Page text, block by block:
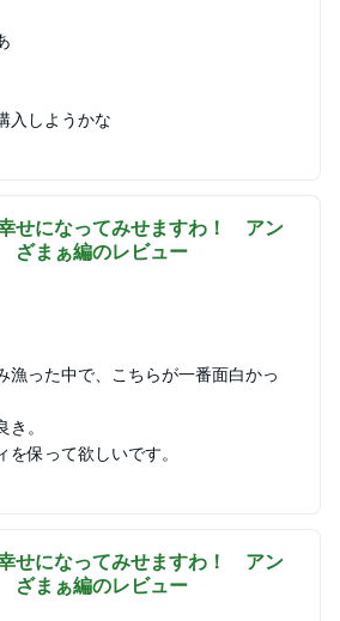
入しようかな
せになってみせますわ！ アン
ざまぁ編のレビュー
漁った中で、こちらが一番面白かっ
。
保って欲しいです。
せになってみせますわ！ アン
ざまぁ編のレビュー